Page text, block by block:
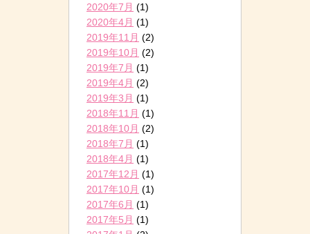
2020年7月 (1)
2020年4月 (1)
2019年11月 (2)
2019年10月 (2)
2019年7月 (1)
2019年4月 (2)
2019年3月 (1)
2018年11月 (1)
2018年10月 (2)
2018年7月 (1)
2018年4月 (1)
2017年12月 (1)
2017年10月 (1)
2017年6月 (1)
2017年5月 (1)